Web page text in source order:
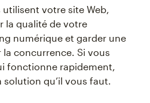
votre site Web,
la qualité de votre
numérique et garder une
la concurrence. Si vous
fonctionne rapidement,
qu’il vous faut.